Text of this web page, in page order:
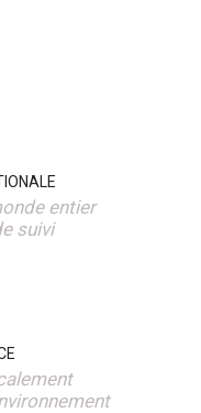
entier
suivi